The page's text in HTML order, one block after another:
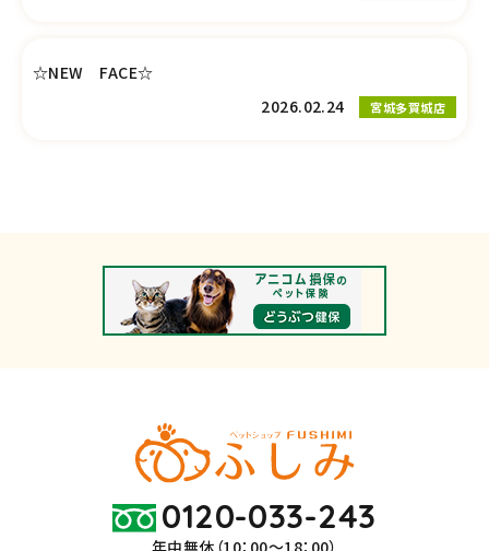
☆NEW FACE☆
2026.02.24
宮城多賀城店
0120-033-243
年中無休（10：00～18：00）